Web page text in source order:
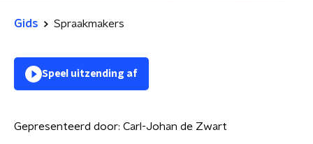
Gids Spraakmakers
Speel uitzending af
Gepresenteerd door: Carl-Johan de Zwart